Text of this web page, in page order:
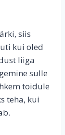
siis
kui oled
liiga
sulle
toidule
teha, kui